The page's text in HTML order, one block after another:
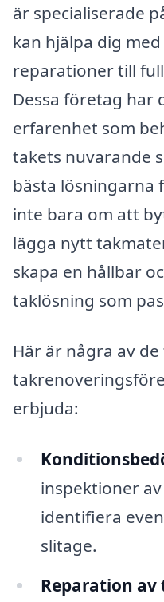
är specialiserade
kan hjälpa dig
reparationer till
Dessa företag har
erfarenhet som
takets nuvarande
bästa lösningarna
inte bara om att
lägga nytt
skapa en hållbar
taklösning som
Här är några av
erbjuda:
inspektioner
identifiera
slitage.
Reparation av